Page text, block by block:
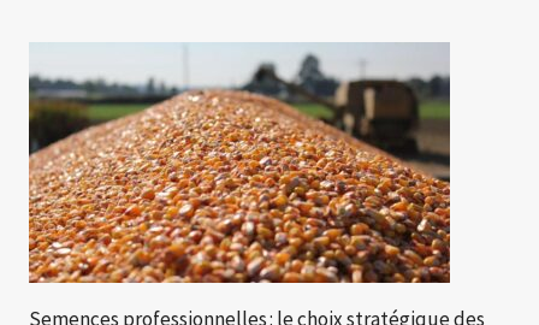
Semences professionnelles : le choix stratégique des